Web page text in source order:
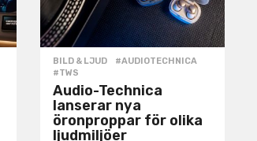
BILD & LJUD #AUDIOTECHNICA
#TWS
Audio-Technica
lanserar nya
öronproppar för olika
ljudmiljöer